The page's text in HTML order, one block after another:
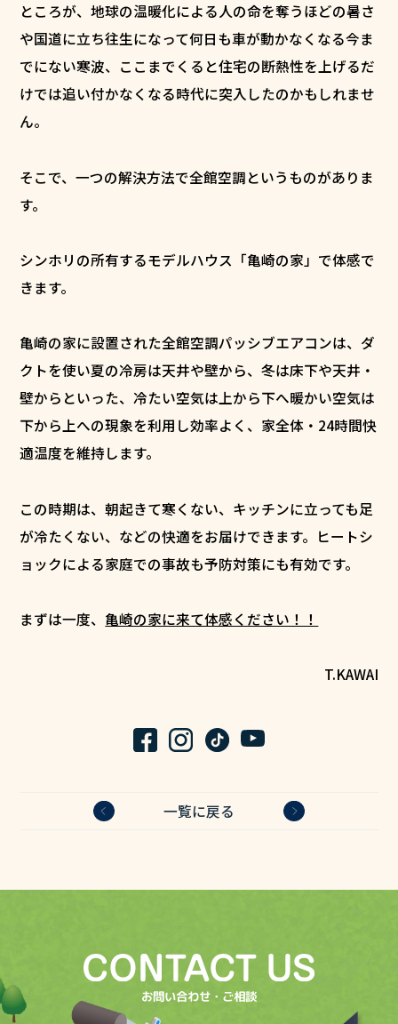
ところが、地球の温暖化による人の命を奪うほどの暑さ
や国道に立ち往生になって何日も車が動かなくなる今ま
でにない寒波、ここまでくると住宅の断熱性を上げるだ
けでは追い付かなくなる時代に突入したのかもしれませ
ん。
そこで、一つの解決方法で全館空調というものがありま
す。
シンホリの所有するモデルハウス「亀崎の家」で体感で
きます。
亀崎の家に設置された全館空調パッシブエアコンは、ダ
クトを使い夏の冷房は天井や壁から、冬は床下や天井・
壁からといった、冷たい空気は上から下へ暖かい空気は
下から上への現象を利用し効率よく、家全体・24時間快
適温度を維持します。
この時期は、朝起きて寒くない、キッチンに立っても足
が冷たくない、などの快適をお届けできます。ヒートシ
ョックによる家庭での事故も予防対策にも有効です。
まずは一度、 亀崎の家に来て体感ください！！
T.KAWAI
一覧に戻る
お問い合わせ・ご相談